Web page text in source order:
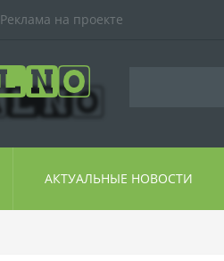
Реклама на проекте
АКТУАЛЬНЫЕ НОВОСТИ